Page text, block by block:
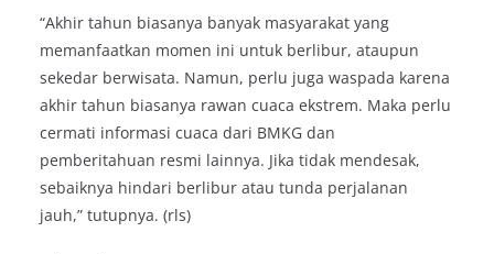
“Akhir tahun biasanya banyak masyarakat yang
memanfaatkan momen ini untuk berlibur, ataupun
sekedar berwisata. Namun, perlu juga waspada karena
akhir tahun biasanya rawan cuaca ekstrem. Maka perlu
cermati informasi cuaca dari BMKG dan
pemberitahuan resmi lainnya. Jika tidak mendesak,
sebaiknya hindari berlibur atau tunda perjalanan
jauh,” tutupnya. (rls)